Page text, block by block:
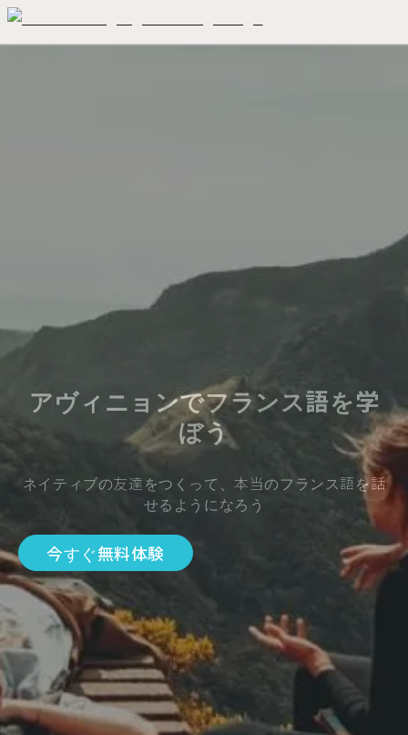
アヴィニョンでフランス語を学
ぼう
ネイティブの友達をつくって、本当のフランス語を話
せるようになろう
今すぐ無料体験